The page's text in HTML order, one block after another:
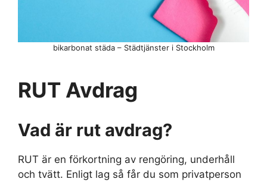
RUT Avdrag
Vad är rut avdrag?
RUT är en förkortning av rengöring, underhåll
och tvätt. Enligt lag så får du som privatperson
bikarbonat städa – Städtjänster i Stockholm